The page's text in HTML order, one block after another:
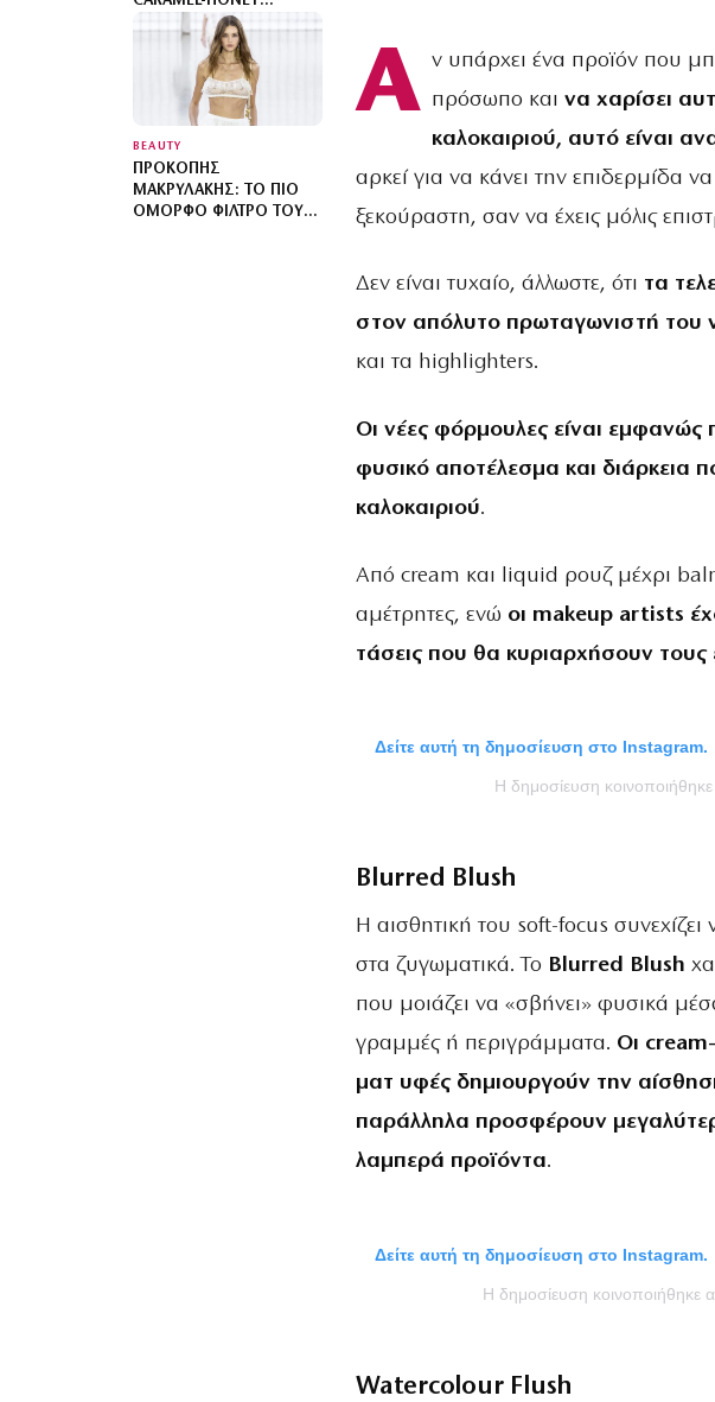
ΑΝΤΑΎΓΕΙΕΣ
BEAUTY
ΠΡΟΚΌΠΗΣ
ΜΑΚΡΥΛΆΚΗΣ: ΤΟ ΠΙΟ
ΌΜΟΡΦΟ ΦΊΛΤΡΟ ΤΟΥ
Α ν υπάρχει ένα προϊόν που
πρόσωπο και να χαρίσει
καλοκαιριού, αυτό είναι
αρκεί για να κάνει την επιδερμίδα
ξεκούραστη, σαν να έχεις μόλις
Δεν είναι τυχαίο, άλλωστε, ότι τα
στον απόλυτο πρωταγωνιστή του
και τα highlighters.
Οι νέες φόρμουλες είναι εμφανώς
φυσικό αποτέλεσμα και διάρκεια
καλοκαιριού.
Από cream και liquid ρουζ μέχρι
αμέτρητες, ενώ οι makeup artists
τάσεις που θα κυριαρχήσουν τους
Δείτε αυτή τη δημοσίευση στο Instagram.
Η δημοσίευση
Blurred Blush
Η αισθητική του soft-focus συνεχίζει
στα ζυγωματικά. Το Blurred Blush
που μοιάζει να «σβήνει» φυσικά
γραμμές ή περιγράμματα. Οι
ματ υφές δημιουργούν την
παράλληλα προσφέρουν
λαμπερά προϊόντα.
Δείτε αυτή τη δημοσίευση στο Instagram.
Η δημοσίευση
Watercolour Flush